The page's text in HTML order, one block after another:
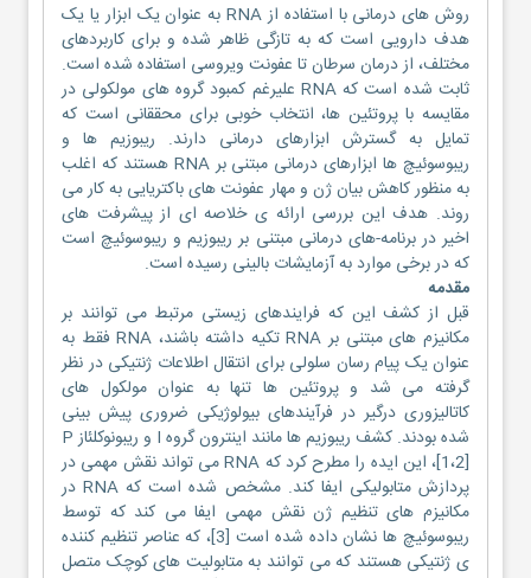
روش های درمانی با استفاده از RNA به عنوان یک ابزار یا یک
هدف دارویی است که به تازگی ظاهر شده و برای کاربردهای
مختلف، از درمان سرطان تا عفونت ویروسی استفاده شده است.
ثابت شده است که RNA علیرغم کمبود گروه های مولکولی در
مقایسه با پروتئین ها، انتخاب خوبی برای محققانی است که
تمایل به گسترش ابزارهای درمانی دارند. ریبوزیم ها و
ریبوسوئیچ ها ابزارهای درمانی مبتنی بر RNA هستند که اغلب
به منظور کاهش بیان ژن و مهار عفونت های باکتریایی به کار می
روند. هدف این بررسی ارائه ی خلاصه ای از پیشرفت های
اخیر در برنامه-های درمانی مبتنی بر ریبوزیم و ریبوسوئیچ است
که در برخی موارد به آزمایشات بالینی رسیده است.
مقدمه
قبل از کشف این که فرایندهای زیستی مرتبط می توانند بر
مکانیزم های مبتنی بر RNA تکیه داشته باشند، RNA فقط به
عنوان یک پیام رسان سلولی برای انتقال اطلاعات ژنتیکی در نظر
گرفته می شد و پروتئین ها تنها به عنوان مولکول های
کاتالیزوری درگیر در فرآیندهای بیولوژیکی ضروری پیش بینی
شده بودند. کشف ریبوزیم ها مانند اینترون گروه I و ریبونوکلئاز P
[1،2]، این ایده را مطرح کرد که RNA می تواند نقش مهمی در
پردازش متابولیکی ایفا کند. مشخص شده است که RNA در
مکانیزم های تنظیم ژن نقش مهمی ایفا می کند که توسط
ریبوسوئیچ ها نشان داده شده است [3]، که عناصر تنظیم کننده
ی ژنتیکی هستند که می توانند به متابولیت های کوچک متصل